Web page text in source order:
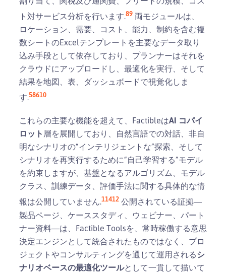
ト対サービス分析を行います.89 両モジュールは、
ロケーション、需要、コスト、能力、制約を含む複
数シートのExcelテンプレートを主要なデータ取り
込み手段として依存しており、プランナーはそれを
クラウドにアップロードし、最適化を実行、そして
結果を地図、表、ダッシュボードで視覚化しま
す.58610
これらの主要な機能を超えて、FactibleはAI コパイ
ロット 層を展開しており、自然言語での対話、非自
明なシナリオの“インテリジェントな”探索、そして
シナリオを再実行するために“自己学習する”モデル
を約束しますが、基盤となるアルゴリズム、モデル
クラス、訓練データ、評価手法に関する具体的な情
報は公開していません.11412 公開されている証拠―
製品ページ、ケーススタディ、ウェビナー、パート
ナー資料―は、Factible Toolsを、常時稼働する意思
決定エンジンとして統合されたものではなく、プロ
ジェクトやコンサルティングを通じて運用されるシ
ナリオベースの最適化ツールとして一貫して描いて